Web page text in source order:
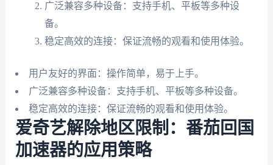
广泛兼容多种设备：支持手机、平板等多种设
备。
稳定高效的连接：保证流畅的观看和使用体验。
用户友好的界面：操作简单，易于上手。
广泛兼容多种设备：支持手机、平板等多种设备。
稳定高效的连接：保证流畅的观看和使用体验。
爱奇艺解除地区限制：番茄回国
加速器的应用策略